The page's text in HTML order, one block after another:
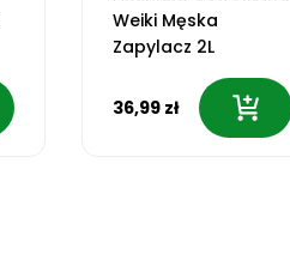
Weiki Męska
Zapylacz 2L
36,99 zł